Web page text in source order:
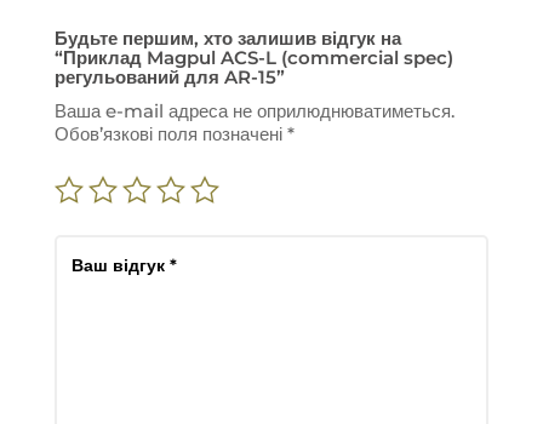
Будьте першим, хто залишив відгук на
“Приклад Magpul ACS-L (commercial spec)
регульований для AR-15”
Ваша e-mail адреса не оприлюднюватиметься.
Обов’язкові поля позначені *